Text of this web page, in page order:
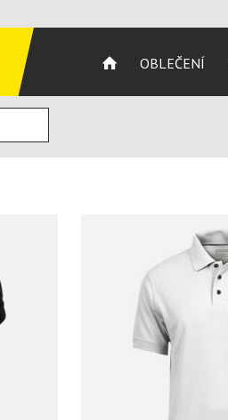
OBLEČENÍ